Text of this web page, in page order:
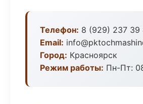
Телефон: 8 (929) 237 39
Email:
Город: Красноярск
Режим работы: Пн-Пт: